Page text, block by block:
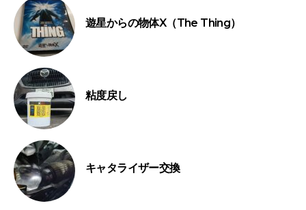
遊星からの物体X（The Thing）
粘度戻し
キャタライザー交換